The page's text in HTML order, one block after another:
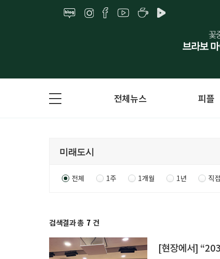
전체뉴스 피플
전체 1주 1개월 1년 직
검색결과 총 7 건